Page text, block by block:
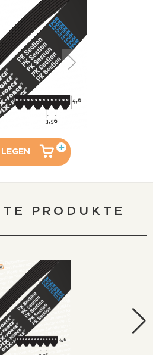
PRODUKTE